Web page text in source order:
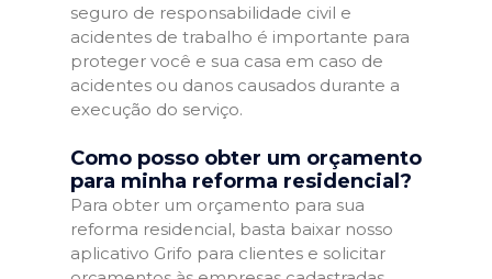
seguro de responsabilidade civil e
acidentes de trabalho é importante para
proteger você e sua casa em caso de
acidentes ou danos causados durante a
execução do serviço.
Como posso obter um orçamento
para minha reforma residencial?
Para obter um orçamento para sua
reforma residencial, basta baixar nosso
aplicativo Grifo para clientes e solicitar